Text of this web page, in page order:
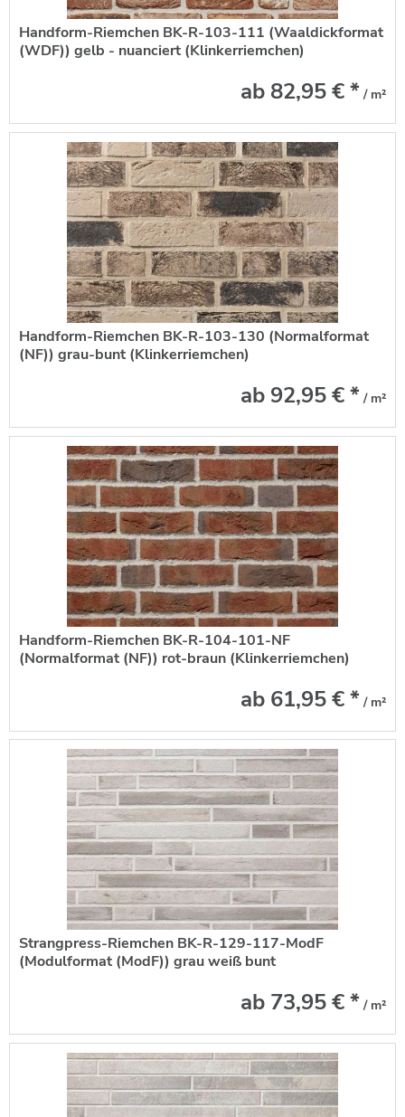
Handform-Riemchen BK-R-103-111 (Waaldickformat
(WDF)) gelb - nuanciert (Klinkerriemchen)
ab 82,95 € * / m²
Handform-Riemchen BK-R-103-130 (Normalformat
(NF)) grau-bunt (Klinkerriemchen)
ab 92,95 € * / m²
Handform-Riemchen BK-R-104-101-NF
(Normalformat (NF)) rot-braun (Klinkerriemchen)
ab 61,95 € * / m²
Strangpress-Riemchen BK-R-129-117-ModF
(Modulformat (ModF)) grau weiß bunt
ab 73,95 € * / m²